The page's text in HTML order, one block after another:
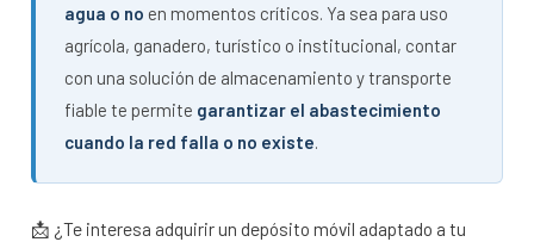
agua o no en momentos críticos. Ya sea para uso
agrícola, ganadero, turístico o institucional, contar
con una solución de almacenamiento y transporte
fiable te permite garantizar el abastecimiento
cuando la red falla o no existe.
📩 ¿Te interesa adquirir un depósito móvil adaptado a tu